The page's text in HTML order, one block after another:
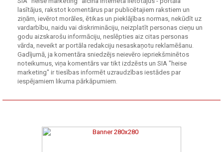
lasītājus, rakstot komentārus par publicētajiem rakstiem un
ziņām, ievērot morāles, ētikas un pieklājības normas, nekūdīt uz
vardarbību, naidu vai diskrimināciju, neizplatīt personas cieņu un
godu aizskarošu informāciju, neslēpties aiz citas personas
vārda, neveikt ar portāla redakciju nesaskaņotu reklamēšanu.
Gadījumā, ja komentāra sniedzējs neievēro iepriekšminētos
noteikumus, viņa komentārs var tikt izdzēsts un SIA "heise
marketing" ir tiesības informēt uzraudzības iestādes par
iespējamiem likuma pārkāpumiem.